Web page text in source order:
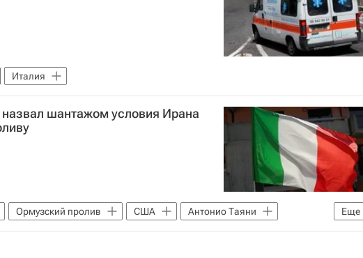
Италия
шантажом условия Ирана
Еще
Ормузский пролив США
Антонио Таяни